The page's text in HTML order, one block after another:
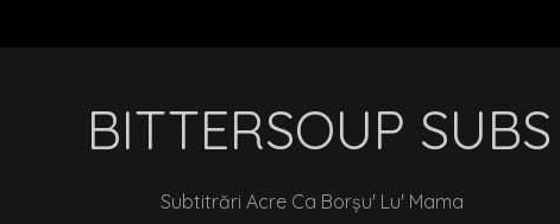
‎ BITTERSOUP SUBS
Subtitrări Acre Ca Borșu' Lu' Mama